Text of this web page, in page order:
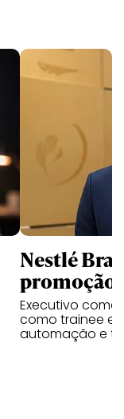
Nestlé
promoção
Executivo
como trainee e
automação e